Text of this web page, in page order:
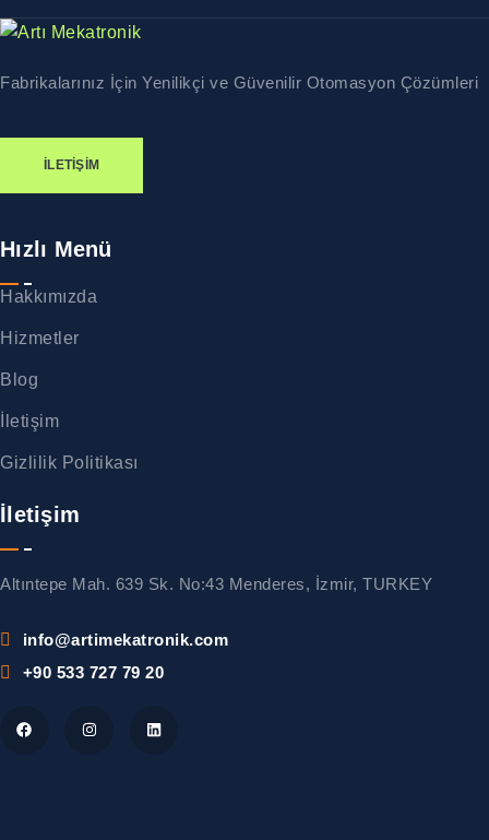
Fabrikalarınız İçin Yenilikçi ve Güvenilir Otomasyon Çözümleri
İLETIŞIM
Hızlı Menü
Hakkımızda
Hizmetler
Blog
İletişim
Gizlilik Politikası
İletişim
Altıntepe Mah. 639 Sk. No:43 Menderes, İzmir, TURKEY
info@artimekatronik.com
+90 533 727 79 20